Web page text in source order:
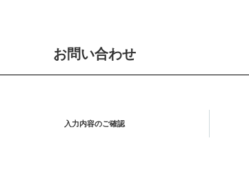
お問い合わせ
入力内容のご確認